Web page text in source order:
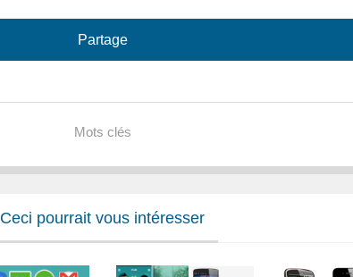
Partage
Mots clés
Ceci pourrait vous intéresser